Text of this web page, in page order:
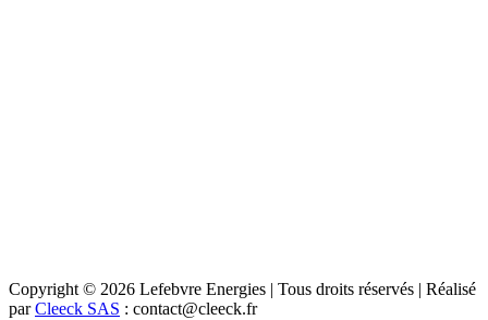
Copyright © 2026 Lefebvre Energies | Tous droits réservés | Réalisé
parCleeck SAS : contact@cleeck.fr